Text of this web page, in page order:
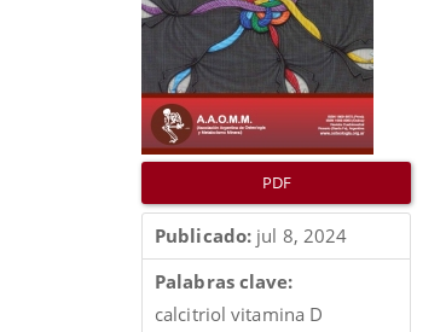
PDF
Publicado: jul 8, 2024
Palabras clave:
calcitriol vitamina D